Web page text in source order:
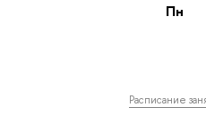
пн
Расписание